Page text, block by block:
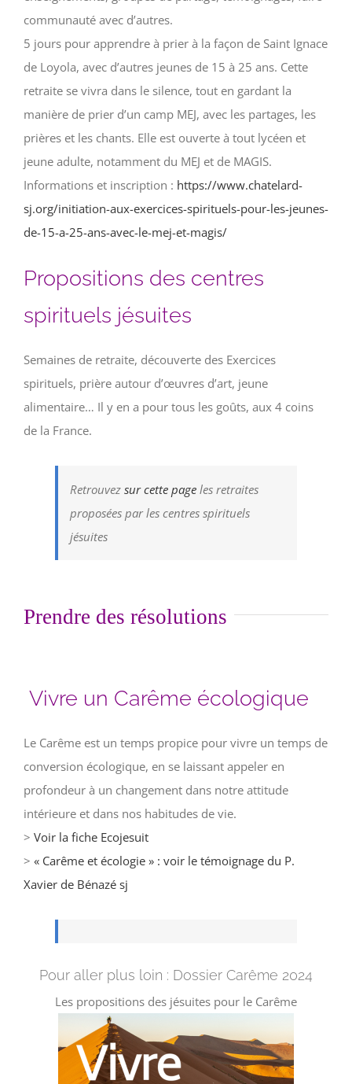
communauté avec d’autres.
5 jours pour apprendre à prier à la façon de Saint Ignace
de Loyola, avec d’autres jeunes de 15 à 25 ans. Cette
retraite se vivra dans le silence, tout en gardant la
manière de prier d’un camp MEJ, avec les partages, les
prières et les chants. Elle est ouverte à tout lycéen et
jeune adulte, notamment du MEJ et de MAGIS.
Informations et inscription : https://www.chatelard-
sj.org/initiation-aux-exercices-spirituels-pour-les-jeunes-
de-15-a-25-ans-avec-le-mej-et-magis/
Propositions des centres
spirituels jésuites
Semaines de retraite, découverte des Exercices
spirituels, prière autour d’œuvres d’art, jeune
alimentaire… Il y en a pour tous les goûts, aux 4 coins
de la France.
Retrouvez sur cette pageles retraites
proposées par les centres spirituels
jésuites
Prendre des résolutions
Vivre un Carême écologique
Le Carême est un temps propice pour vivre un temps de
conversion écologique, en se laissant appeler en
profondeur à un changement dans notre attitude
intérieure et dans nos habitudes de vie.
> Voir la fiche Ecojesuit
> « Carême et écologie » : voir le témoignage du P.
Xavier de Bénazé sj
Pour aller plus loin : Dossier Carême 2024
Les propositions des jésuites pour le Carême